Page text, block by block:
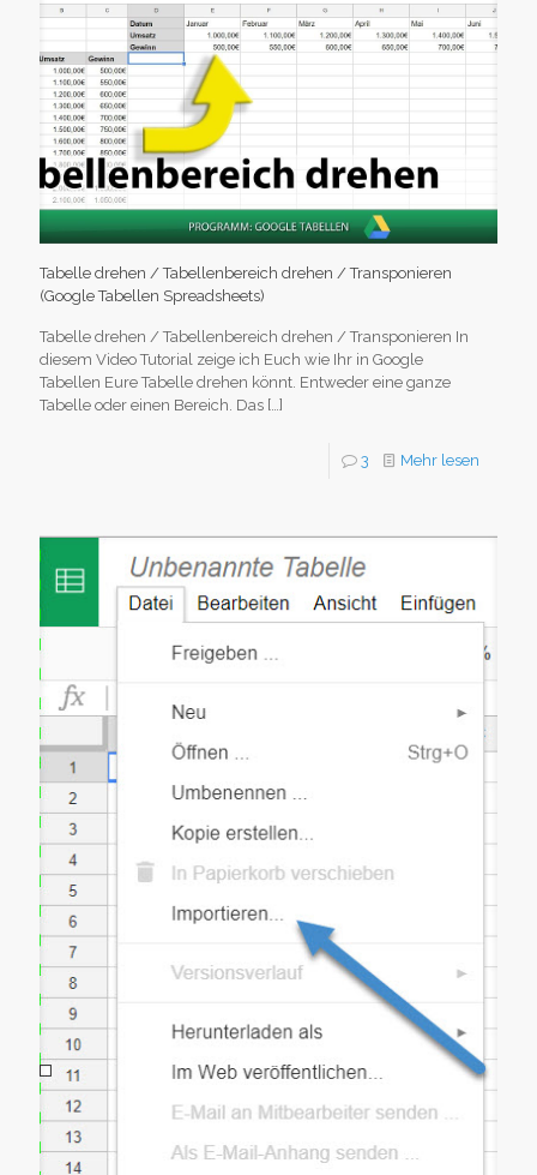
Tabelle drehen / Tabellenbereich drehen / Transponieren
(Google Tabellen Spreadsheets)
Tabelle drehen / Tabellenbereich drehen / Transponieren In
diesem Video Tutorial zeige ich Euch wie Ihr in Google
Tabellen Eure Tabelle drehen könnt. Entweder eine ganze
Tabelle oder einen Bereich. Das […]
3 Mehr lesen